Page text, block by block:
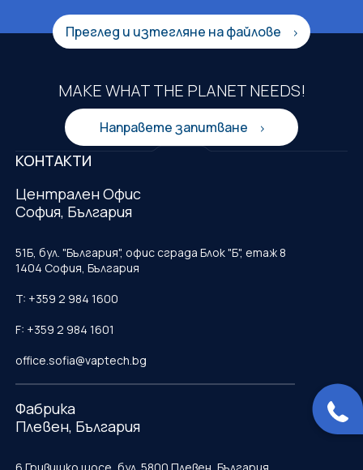
Преглед и изтегляне на файлове
MAKE WHAT THE PLANET NEEDS!
Направете запитване
КОНТАКТИ
Централен Офис
София, България
51Б, бул. "България", офис сграда Блок "Б", етаж 8
1404 София, България
T: +359 2 984 1600
F: +359 2 984 1601
office.sofia@vaptech.bg
Фабрика
Плевен, България
6 Гривишко шосе, бул. 5800 Плевен, България